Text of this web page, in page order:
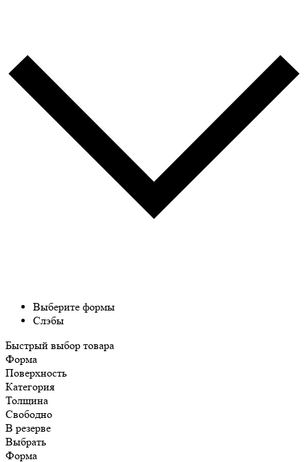
Выберите формы
Слэбы
Быстрый выбор товара
Форма
Поверхность
Категория
Толщина
Свободно
В резерве
Выбрать
Форма